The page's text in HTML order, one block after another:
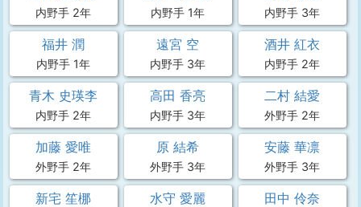
内野手 2年 内野手 1年 内野手 3年
福井 潤
内野手 1年
遠宮 空
内野手 3年
酒井 紅衣
内野手 2年
青木 史瑛李
内野手 2年
高田 香亮
内野手 3年
二村 結愛
外野手 2年
加藤 愛唯
外野手 2年
原 結希
外野手 3年
安藤 華凛
外野手 3年
新宅 笙梛 水守 愛麗 田中 伶奈